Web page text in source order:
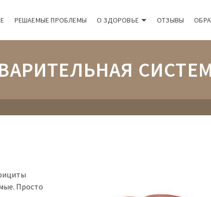
РЕШАЕМЫЕ ПРОБЛЕМЫ О ЗДОРОВЬЕ ОТЗЫВЫ
Просто